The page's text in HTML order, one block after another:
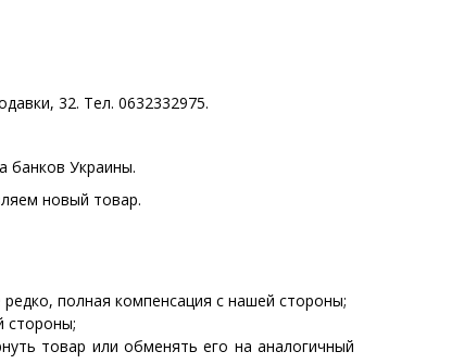
32. Тел. 0632332975.
банков Украины.
новый товар.
полная компенсация с нашей стороны;
стороны;
товар или обменять его на аналогичный